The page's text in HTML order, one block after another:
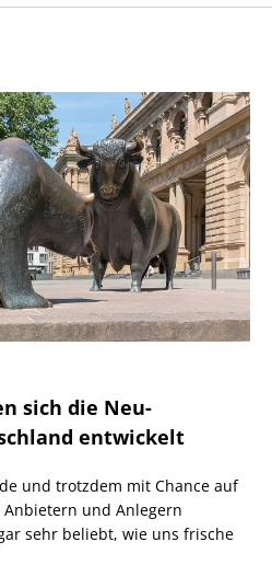
sich die Neu-
entwickelt
und trotzdem mit Chance auf
Anbietern und Anlegern
sehr beliebt, wie uns frische